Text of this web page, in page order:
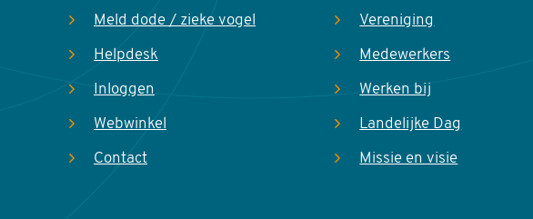
Meld dode / zieke vogel
Helpdesk
Inloggen
Webwinkel
Contact
Vereniging
Medewerkers
Werken bij
Landelijke Dag
Missie en visie